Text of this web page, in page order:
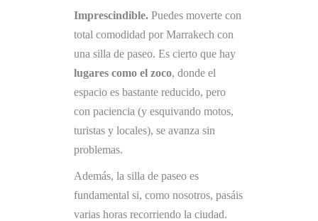
Imprescindible. Puedes moverte con
total comodidad por Marrakech con
una silla de paseo. Es cierto que hay
lugares como el zoco, donde el
espacio es bastante reducido, pero
con paciencia (y esquivando motos,
turistas y locales), se avanza sin
problemas.
Además, la silla de paseo es
fundamental si, como nosotros, pasáis
varias horas recorriendo la ciudad.